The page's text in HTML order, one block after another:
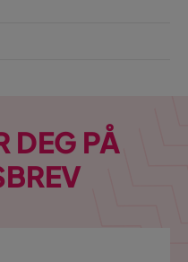
DEG PÅ